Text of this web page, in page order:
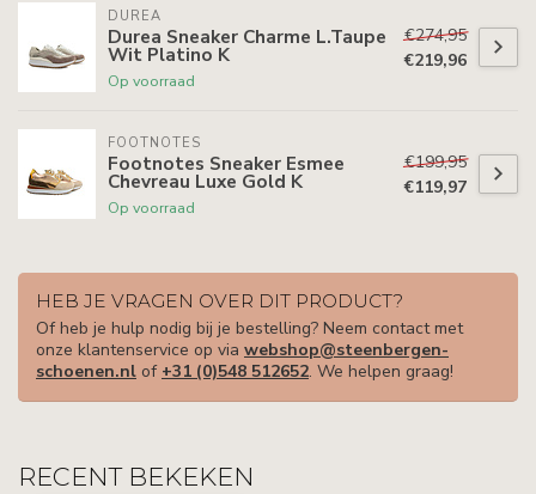
DUREA
Durea Sneaker Charme L.Taupe
Wit Platino K
Op voorraad
€274,95
€219,96
FOOTNOTES
Footnotes Sneaker Esmee
Chevreau Luxe Gold K
Op voorraad
€199,95
€119,97
HEB JE VRAGEN OVER DIT PRODUCT?
Of heb je hulp nodig bij je bestelling? Neem contact met
onze klantenservice op via webshop@steenbergen-
schoenen.nl of +31 (0)548 512652. We helpen graag!
RECENT BEKEKEN